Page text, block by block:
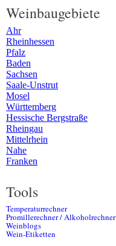
Weinbaugebiete
Ahr
Rheinhessen
Pfalz
Baden
Sachsen
Saale-Unstrut
Mosel
Württemberg
Hessische Bergstraße
Rheingau
Mittelrhein
Nahe
Franken
Tools
Temperaturrechner
Promillerechner / Alkoholrechner
Weinblogs
Wein-Etiketten